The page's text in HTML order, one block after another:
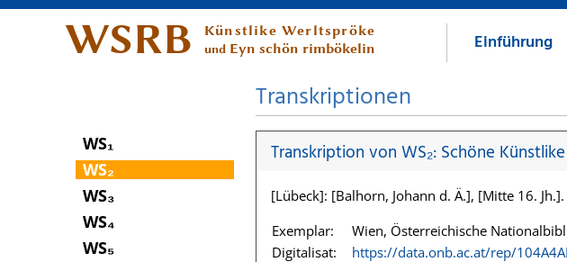
WSRB Künstlike Werltspröke
und Eyn schön rimbökelin Einführung
WS₁
WS₂
WS₃
WS₄
WS₅
Transkriptionen
Transkription von WS₂: Schöne
[Lübeck]: [Balhorn, Johann d. Ä.], [Mitte 16. Jh.].
Exemplar:
Wien, Österreichische
Digitalisat:
https://data.onb.ac.at/rep/